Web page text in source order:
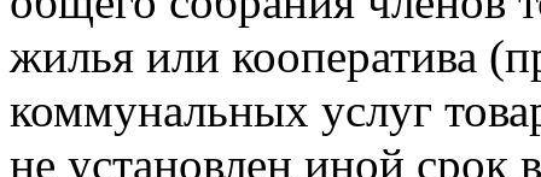
жилья или кооператива
коммунальных услуг
не установлен иной срок